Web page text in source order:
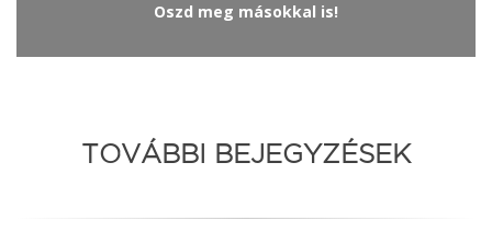
Oszd meg másokkal is!
TOVÁBBI BEJEGYZÉSEK